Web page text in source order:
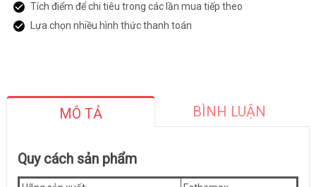
Tích điểm để chi tiêu trong các lần mua tiếp theo
Lựa chọn nhiều hình thức thanh toán
MÔ TẢ BÌNH LUẬN
Quy cách sản phẩm